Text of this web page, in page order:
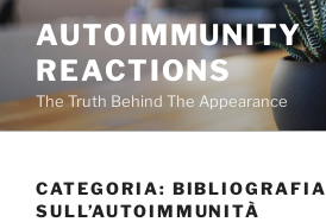
Salta
contenuto
AUTOIMMUNITY
REACTIONS
The Truth Behind The Appearance
CATEGORIA: BIBLIOGRAFIA
SULL’AUTOIMMUNITÀ